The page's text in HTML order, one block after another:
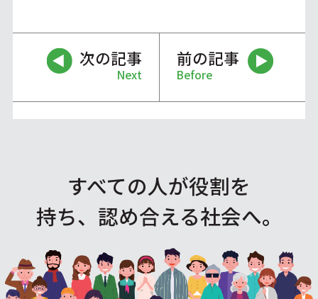
次の記事
Next
前の記事
Before
すべての人が役割を
持ち、認め合える社会へ。